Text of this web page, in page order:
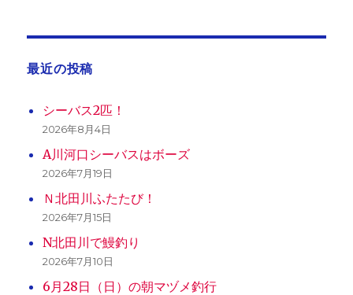
ジ
り
最近の投稿
シーバス2匹！
2026年8月4日
A川河口シーバスはボーズ
2026年7月19日
Ｎ北田川ふたたび！
2026年7月15日
N北田川で鰻釣り
2026年7月10日
6月28日（日）の朝マヅメ釣行